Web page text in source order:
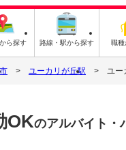
ら探す 路線・駅から探す 職種
ユーカリが丘駅 ユー
OKのアルバイト・